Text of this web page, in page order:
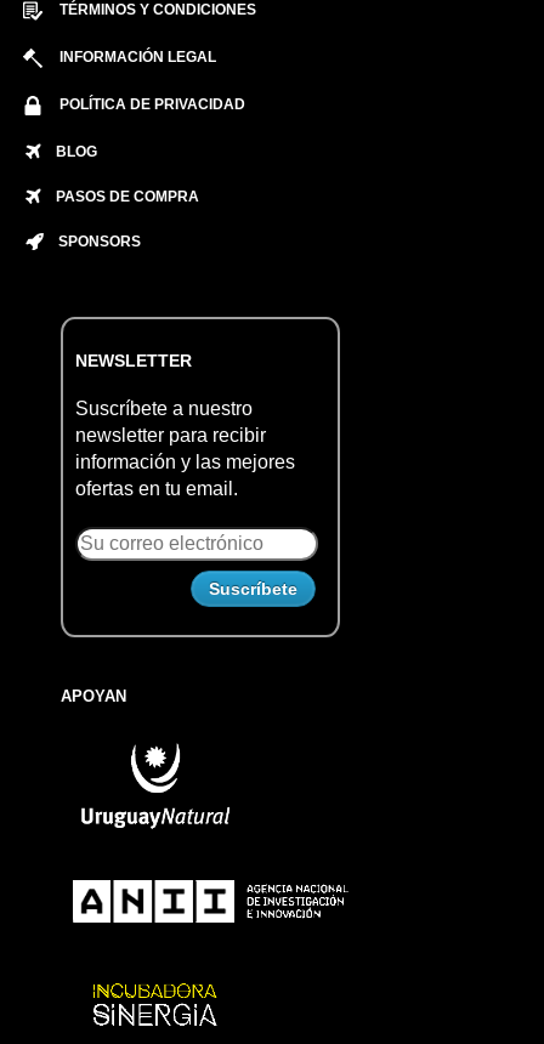
TÉRMINOS Y CONDICIONES
INFORMACIÓN LEGAL
POLÍTICA DE PRIVACIDAD
BLOG
PASOS DE COMPRA
SPONSORS
NEWSLETTER
Suscríbete a nuestro
newsletter para recibir
información y las mejores
ofertas en tu email.
APOYAN